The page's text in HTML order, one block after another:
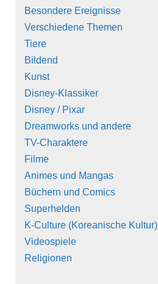
Besondere Ereignisse
Verschiedene Themen
Tiere
Bildend
Kunst
Disney-Klassiker
Disney / Pixar
Dreamworks und andere
TV-Charaktere
Filme
Animes und Mangas
Büchern und Comics
Superhelden
K-Culture (Koreanische Kultur)
Videospiele
Religionen